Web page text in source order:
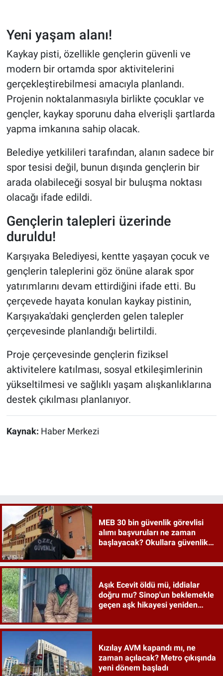
Yeni yaşam alanı!
Kaykay pisti, özellikle gençlerin güvenli ve
modern bir ortamda spor aktivitelerini
gerçekleştirebilmesi amacıyla planlandı.
Projenin noktalanmasıyla birlikte çocuklar ve
gençler, kaykay sporunu daha elverişli şartlarda
yapma imkanına sahip olacak.
Belediye yetkilileri tarafından, alanın sadece bir
spor tesisi değil, bunun dışında gençlerin bir
arada olabileceği sosyal bir buluşma noktası
olacağı ifade edildi.
Gençlerin talepleri üzerinde
duruldu!
Karşıyaka Belediyesi, kentte yaşayan çocuk ve
gençlerin taleplerini göz önüne alarak spor
yatırımlarını devam ettirdiğini ifade etti. Bu
çerçevede hayata konulan kaykay pistinin,
Karşıyaka'daki gençlerden gelen talepler
çerçevesinde planlandığı belirtildi.
Proje çerçevesinde gençlerin fiziksel
aktivitelere katılması, sosyal etkileşimlerinin
yükseltilmesi ve sağlıklı yaşam alışkanlıklarına
destek çıkılması planlanıyor.
Kaynak: Haber Merkezi
MEB 30 bin güvenlik görevlisi
alımı başvuruları ne zaman
başlayacak? Okullara güvenlik
Aşık Ecevit öldü mü, iddialar
doğru mu? Sinop'un beklemekle
geçen aşk hikayesi yeniden
Kızılay AVM kapandı mı, ne
zaman açılacak? Metro çıkışında
yeni dönem başladı